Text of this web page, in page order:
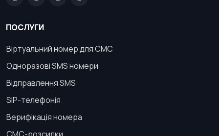
ПОСЛУГИ
Віртуальний номер для СМС
Одноразові SMS номери
Відправлення SMS
SIP-телефонія
Верифікація номера